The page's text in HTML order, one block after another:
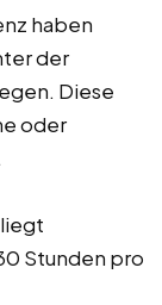
haben
der
Diese
oder
Stunden pro